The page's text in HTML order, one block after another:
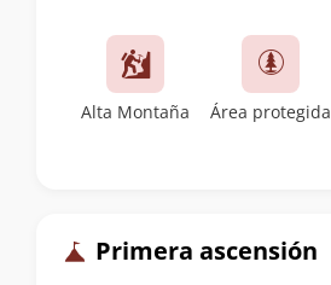
Alta Montaña Área protegida
Primera ascensión